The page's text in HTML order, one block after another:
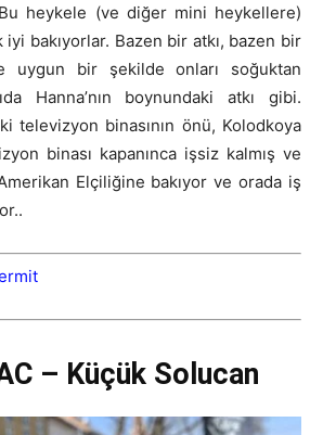
Bu heykele (ve diğer mini heykellere)
bakıyorlar. Bazen bir atkı, bazen bir
uygun bir şekilde onları soğuktan
Hanna’nın boynundaki atkı gibi.
televizyon binasının önü, Kolodkoya
binası kapanınca işsiz kalmış ve
Elçiliğine bakıyor ve orada iş
– Küçük Solucan